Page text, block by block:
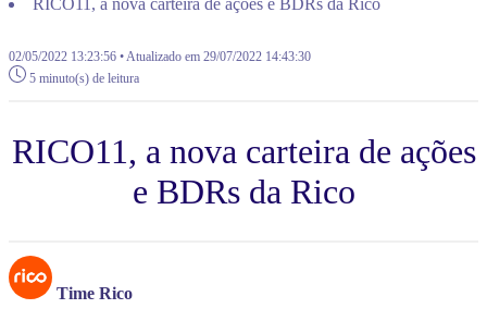
RICO11, a nova carteira de ações e BDRs da Rico
02/05/2022 13:23:56 • Atualizado em 29/07/2022 14:43:30
5 minuto(s) de leitura
RICO11, a nova carteira de ações
e BDRs da Rico
Time Rico